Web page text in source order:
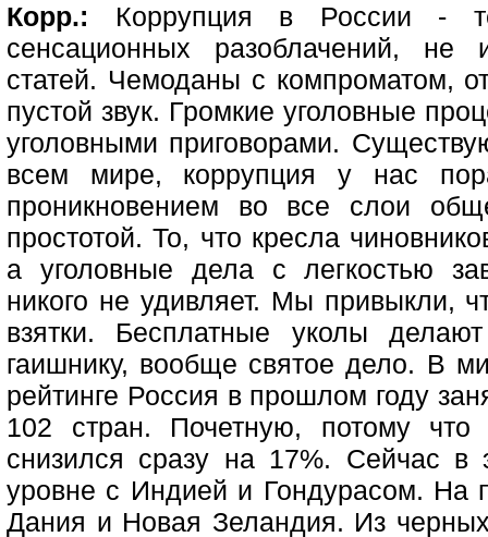
Корр.: Коррупция в России -
сенсационных разоблачений, не
статей. Чемоданы с компроматом,
пустой звук. Громкие уголовные
уголовными приговорами.
всем мире, коррупция у нас
проникновением во все слои
простотой. То, что кресла
а уголовные дела с легкостью
никого не удивляет. Мы привыкли,
взятки. Бесплатные уколы
гаишнику, вообще святое дело. В
рейтинге Россия в прошлом году
102 стран. Почетную, потому что
снизился сразу на 17%. Сейчас
уровне с Индией и Гондурасом. На
Дания и Новая Зеландия. Из черных